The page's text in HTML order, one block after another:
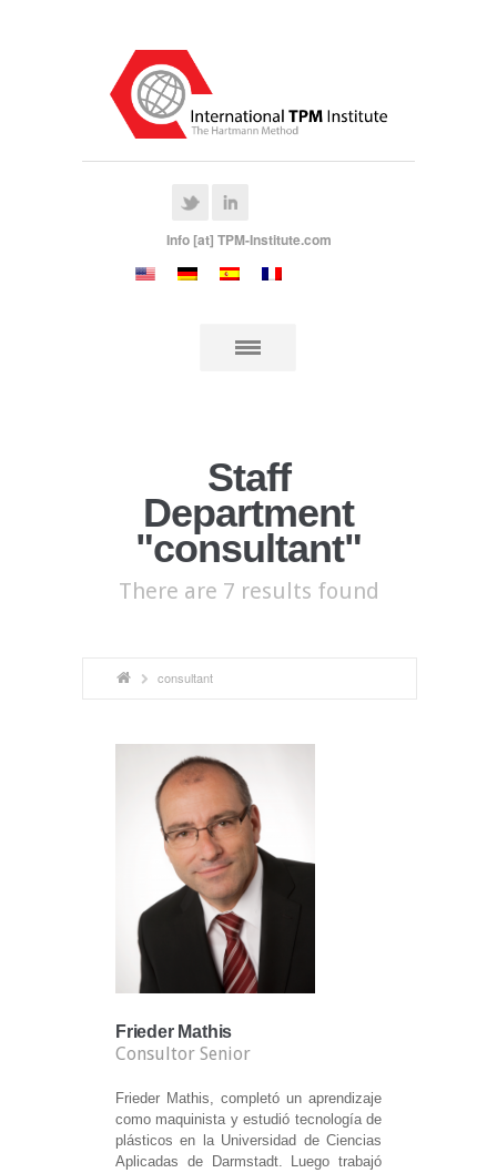
Info [at] TPM-Institute.com
Staff
Department
"consultant"
There are 7 results found
consultant
Frieder Mathis
Consultor Senior
Frieder Mathis, completó un aprendizaje
como maquinista y estudió tecnología de
plásticos en la Universidad de Ciencias
Aplicadas de Darmstadt. Luego trabajó